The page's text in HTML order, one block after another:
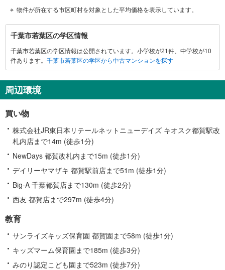
物件が所在する市区町村を対象とした平均価格を表示しています。
千
葉
市
若
区
に
す
る
情
報
千葉市若葉区の学区情報
千葉市若葉区の学区情報は公開されています。小学校が21件、中学校が10
件あります。 千葉市若葉区の学区から中古マンションを探す
周辺環境
買い物
株式会社JR東日本リテールネットニューデイズ キオスク都賀駅改
札内店まで14m (徒歩1分)
NewDays 都賀改札内まで15m (徒歩1分)
デイリーヤマザキ 都賀駅前店まで51m (徒歩1分)
Big-A 千葉都賀店まで130m (徒歩2分)
西友 都賀店まで297m (徒歩4分)
教育
サンライズキッズ保育園 都賀園まで58m (徒歩1分)
キッズマーム保育園まで185m (徒歩3分)
みのり認定こども園まで523m (徒歩7分)